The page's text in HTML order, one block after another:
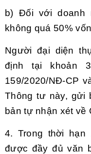
b) Đối với doanh
không quá 50%
Người đại diện
định tại
khoản
159/2020/NĐ-CP
Thông tư này, gửi
bản tự nhận xét về
4. Trong thời hạn
được đầy đủ văn